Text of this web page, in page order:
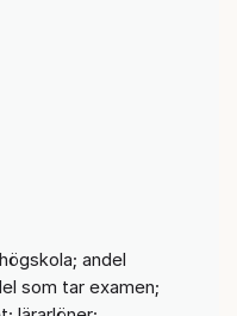
andel
som tar examen;